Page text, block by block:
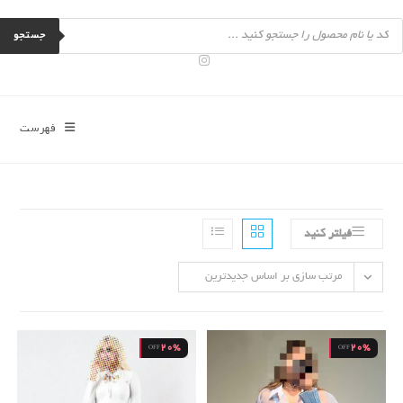
محتوا
Products
search
جستجو
فهرست
فیلتر کنید
مرتب سازی بر اساس جدیدترین
20%
OFF
20%
OFF